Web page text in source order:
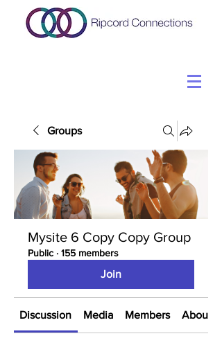
Groups
Mysite 6 Copy Copy Group
Public · 155 members
Join
Discussion Media Members About